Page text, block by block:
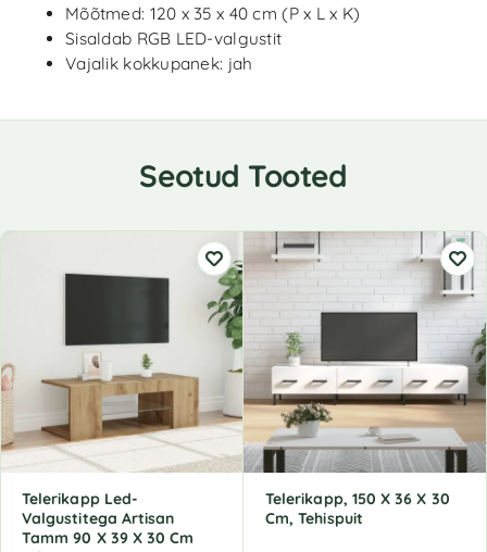
Mõõtmed: 120 x 35 x 40 cm (P x L x K)
Sisaldab RGB LED-valgustit
Vajalik kokkupanek: jah
Seotud Tooted
Telerikapp Led-
Valgustitega Artisan
Tamm 90 X 39 X 30 Cm
Telerikapp, 150 X 36 X 30
Cm, Tehispuit